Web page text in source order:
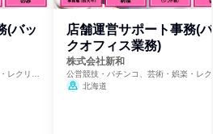
(バッ
レクリエ
店舗運営サポート事務(
クオフィス業務)
株式会社新和
公営競技・パチンコ、芸術・娯楽・レ
ーション、建築設計
北海道